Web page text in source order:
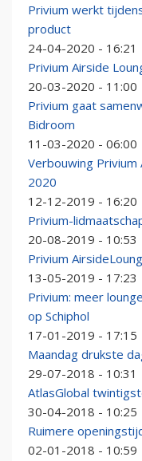
Privium werkt
product
24-04-2020 - 16:21
Privium Airside
20-03-2020 - 11:00
Privium gaat
Bidroom
11-03-2020 - 06:00
Verbouwing Privium
2020
12-12-2019 - 16:20
Privium-
20-08-2019 - 10:53
Privium
13-05-2019 - 17:23
Privium: meer
op Schiphol
17-01-2019 - 17:15
Maandag drukste
29-07-2018 - 10:31
AtlasGlobal
30-04-2018 - 10:25
Ruimere
02-01-2018 - 10:59